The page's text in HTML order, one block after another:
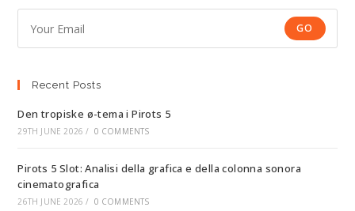
GO
Recent Posts
Den tropiske ø-tema i Pirots 5
29TH JUNE 2026 / 0 COMMENTS
Pirots 5 Slot: Analisi della grafica e della colonna sonora
cinematografica
26TH JUNE 2026 / 0 COMMENTS